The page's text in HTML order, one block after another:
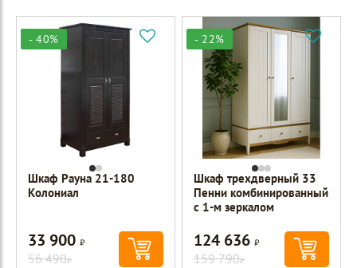
- 40%
Шкаф Рауна 21-180
Колониал
33 900Р
56 490Р
- 22%
Шкаф трехдверный 33
Пенни комбинированный
с 1-м зеркалом
124 636Р
159 790Р